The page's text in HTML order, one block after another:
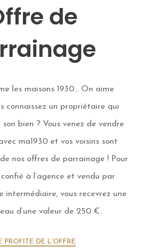
de
les maisons 1930… On aime
connaissez un propriétaire qui
bien ? Vous venez de vendre
ma1930 et vos voisins sont
nos offres de parrainage ! Pour
à l’agence et vendu par
intermédiaire, vous recevrez une
d’une valeur de 250 €.
PROFITE DE L’OFFRE